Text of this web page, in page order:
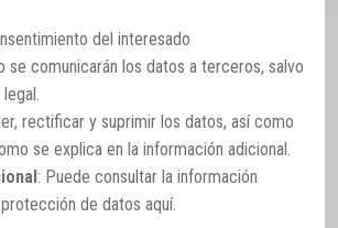
del interesado
se comunicarán los datos a terceros, salvo
rectificar y suprimir los datos, así como
se explica en la información adicional.
: Puede consultar la información
de datos aquí.